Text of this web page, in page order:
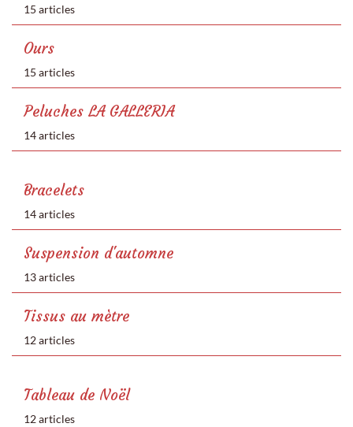
15 articles
Ours
15 articles
Peluches LA GALLERIA
14 articles
Bracelets
14 articles
Suspension d'automne
13 articles
Tissus au mètre
12 articles
Tableau de Noël
12 articles